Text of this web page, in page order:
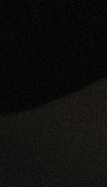
sans
sonore,
de 19 à
S880 vous
et en-
cocon